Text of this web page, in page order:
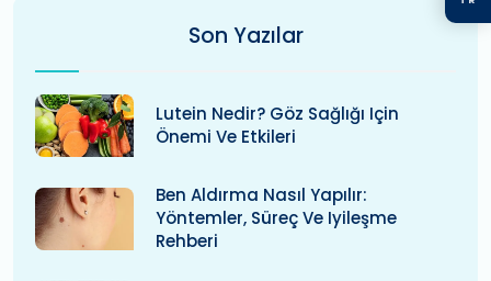
Son Yazılar
Lutein Nedir? Göz Sağlığı Için
Önemi Ve Etkileri
Ben Aldırma Nasıl Yapılır:
Yöntemler, Süreç Ve Iyileşme
Rehberi